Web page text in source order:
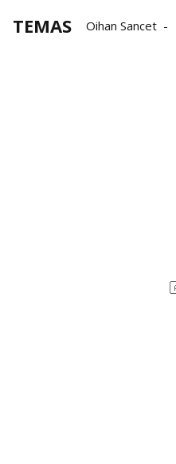
TEMAS Oihan Sancet